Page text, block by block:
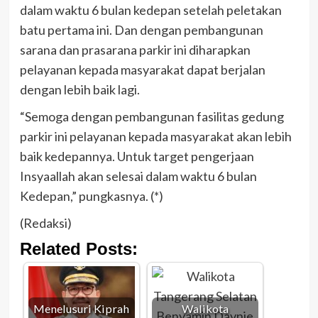
dalam waktu 6 bulan kedepan setelah peletakan
batu pertama ini. Dan dengan pembangunan
sarana dan prasarana parkir ini diharapkan
pelayanan kepada masyarakat dapat berjalan
dengan lebih baik lagi.
“Semoga dengan pembangunan fasilitas gedung
parkir ini pelayanan kepada masyarakat akan lebih
baik kedepannya. Untuk target pengerjaan
Insyaallah akan selesai dalam waktu 6 bulan
Kedepan,” pungkasnya. (*)
(Redaksi)
Related Posts:
Menelusuri Kiprah
Walikota